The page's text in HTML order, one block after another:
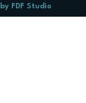
FDF Studio